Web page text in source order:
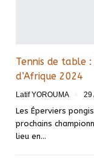
Tennis de table
d’Afrique 2024
Latif YOROUMA 29
Les Éperviers
prochains
lieu en…